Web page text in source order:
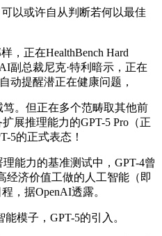
以或许自从判断若何以最佳
正在HealthBench Hard
副总裁尼克·特利暗示，正在
动提醒潜正在健康问题，
笃。但正在多个范畴取其他前
展推理能力的GPT-5 Pro（正
5的正式表态！
能力的基准测试中，GPT-4曾
经济价值工做的人工智能（即
，据OpenAI透露。
模子，GPT-5的引入。